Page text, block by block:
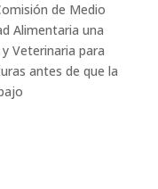
de Medio
Alimentaria una
Veterinaria para
antes de que la